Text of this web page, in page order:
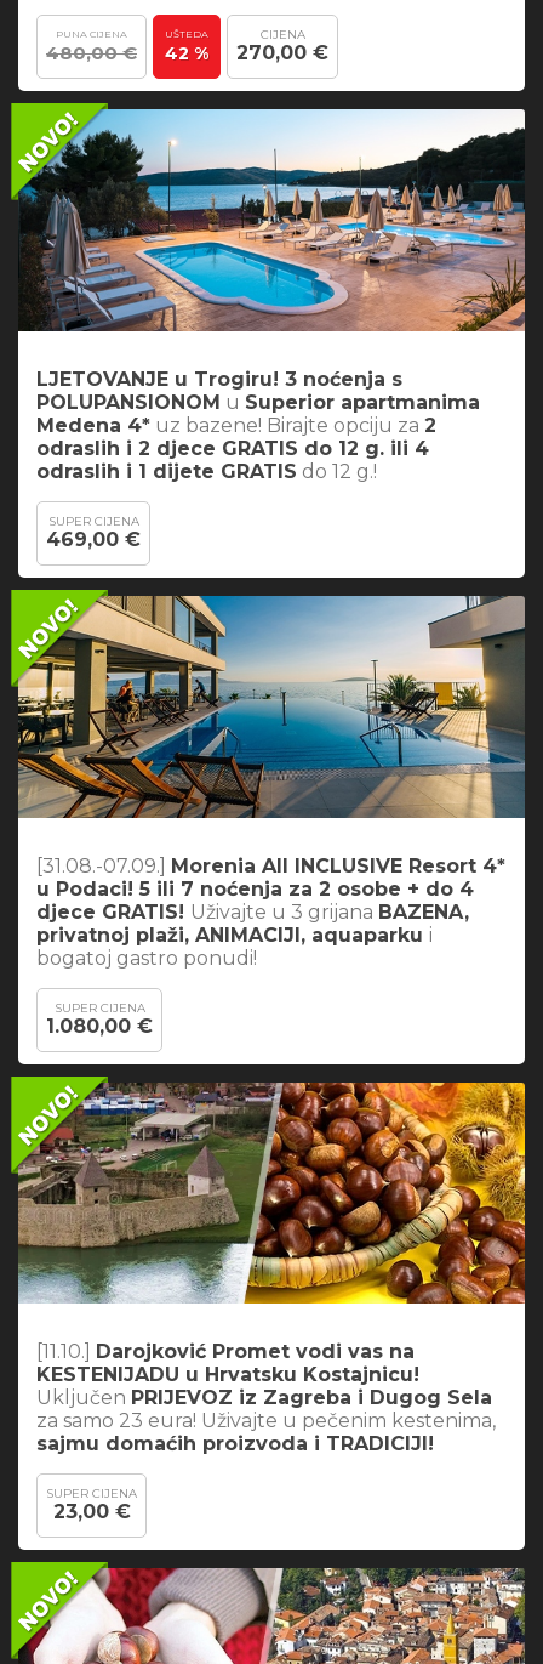
PUNA CIJENA
480,00 €
UŠTEDA
42 %
CIJENA
270,00 €
LJETOVANJE u Trogiru! 3 noćenja s
POLUPANSIONOM u Superior apartmanima
Medena 4* uz bazene! Birajte opciju za 2
odraslih i 2 djece GRATIS do 12 g. ili 4
odraslih i 1 dijete GRATIS do 12 g.!
SUPER CIJENA
469,00 €
[31.08.-07.09.] Morenia All INCLUSIVE Resort 4*
u Podaci! 5 ili 7 noćenja za 2 osobe + do 4
djece GRATIS! Uživajte u 3 grijana BAZENA,
privatnoj plaži, ANIMACIJI, aquaparku i
bogatoj gastro ponudi!
SUPER CIJENA
1.080,00 €
[11.10.]
Darojković Promet vodi vas na
KESTENIJADU u Hrvatsku Kostajnicu!
Uključen PRIJEVOZ iz Zagreba i Dugog Sela
za samo 23 eura! Uživajte u pečenim kestenima,
sajmu domaćih proizvoda i TRADICIJI!
SUPER CIJENA
23,00 €